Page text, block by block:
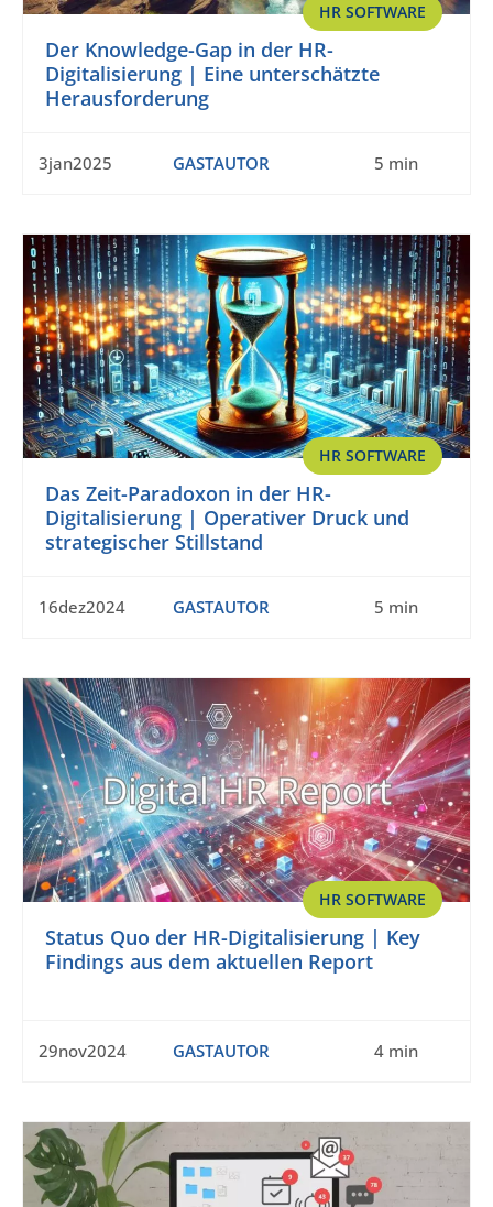
HR SOFTWARE
Der Knowledge-Gap in der HR-
Digitalisierung | Eine unterschätzte
Herausforderung
3jan2025 GASTAUTOR 5 min
HR SOFTWARE
Das Zeit-Paradoxon in der HR-
Digitalisierung | Operativer Druck und
strategischer Stillstand
16dez2024 GASTAUTOR 5 min
HR SOFTWARE
Status Quo der HR-Digitalisierung | Key
Findings aus dem aktuellen Report
29nov2024 GASTAUTOR 4 min